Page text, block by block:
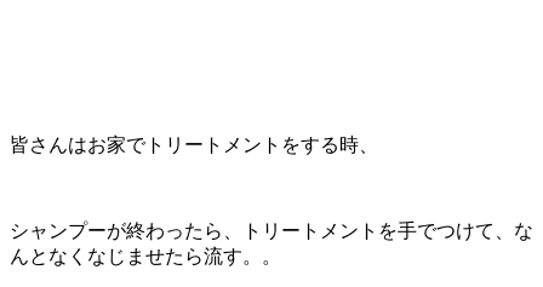
皆さんはお家でトリートメントをする時、
シャンプーが終わったら、トリートメントを手でつけて、な
んとなくなじませたら流す。。